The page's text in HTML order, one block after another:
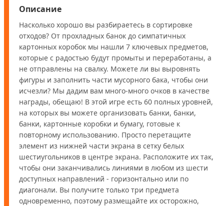
Описание
Насколько хорошо вы разбираетесь в сортировке
отходов? От прохладных банок до симпатичных
картонных коробок мы нашли 7 ключевых предметов,
которые с радостью будут промыты и переработаны, а
не отправлены на свалку. Можете ли вы выровнять
фигуры и заполнить части мусорного бака, чтобы они
исчезли? Мы дадим вам много-много очков в качестве
награды, обещаю! В этой игре есть 60 полных уровней,
на которых вы можете организовать банки, банки,
банки, картонные коробки и бумагу, готовые к
повторному использованию. Просто перетащите
элемент из нижней части экрана в сетку белых
шестиугольников в центре экрана. Расположите их так,
чтобы они заканчивались линиями в любом из шести
доступных направлений - горизонтально или по
диагонали. Вы получите только три предмета
одновременно, поэтому размещайте их осторожно,